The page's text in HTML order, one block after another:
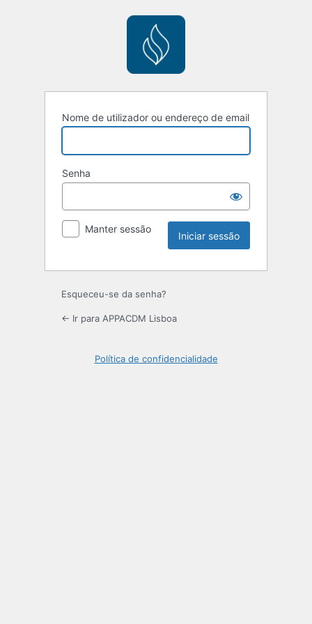
Nome de utilizador ou endereço de email
Senha
Manter sessão
Esqueceu-se da senha?
← Ir para APPACDM Lisboa
Política de confidencialidade